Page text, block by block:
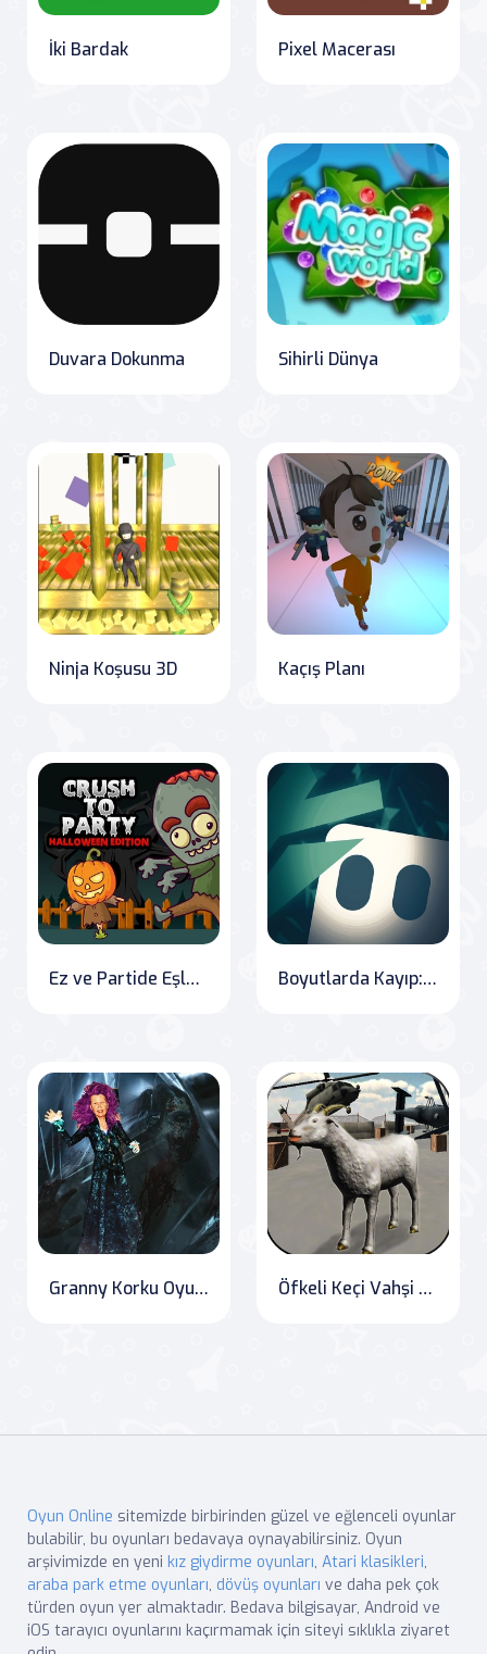
İki Bardak Pixel Macerası
Duvara Dokunma Sihirli Dünya
Ninja Koşusu 3D Kaçış Planı
Ez ve Partide Eşleştir: Cadılar Bayramı Sürümü Boyutlarda Kayıp: Başlangıç
Granny Korku Oyunu 2020 Öfkeli Keçi Vahşi Hayvan Saldırısı Oyunu 2020
Oyun Online sitemizde birbirinden güzel ve eğlenceli oyunlar
bulabilir, bu oyunları bedavaya oynayabilirsiniz. Oyun
arşivimizde en yeni kız giydirme oyunları, Atari klasikleri,
araba park etme oyunları, dövüş oyunları ve daha pek çok
türden oyun yer almaktadır. Bedava bilgisayar, Android ve
iOS tarayıcı oyunlarını kaçırmamak için siteyi sıklıkla ziyaret